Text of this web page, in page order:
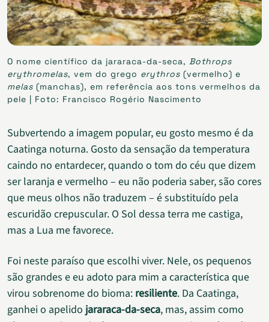
O nome científico da jararaca-da-seca, Bothrops
erythromelas, vem do grego erythros (vermelho) e
melas (manchas), em referência aos tons vermelhos da
pele | Foto: Francisco Rogério Nascimento
Subvertendo a imagem popular, eu gosto mesmo é da
Caatinga noturna. Gosto da sensação da temperatura
caindo no entardecer, quando o tom do céu que dizem
ser laranja e vermelho – eu não poderia saber, são cores
que meus olhos não traduzem – é substituído pela
escuridão crepuscular. O Sol dessa terra me castiga,
mas a Lua me favorece.
Foi neste paraíso que escolhi viver. Nele, os pequenos
são grandes e eu adoto para mim a característica que
virou sobrenome do bioma: resiliente. Da Caatinga,
ganhei o apelido jararaca-da-seca, mas, assim como